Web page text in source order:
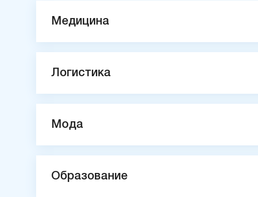
Медицина
Логистика
Мода
Образование